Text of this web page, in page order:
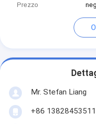
Prezzo
Mr. Stefan Liang
+86 13828453511